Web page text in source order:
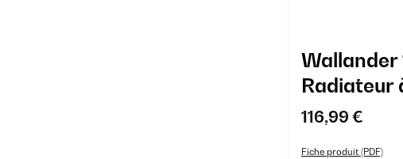
Wallander
Radiateur
d'Huile
116,99 €
Fiche produit (PDF)